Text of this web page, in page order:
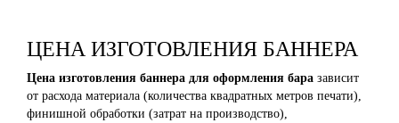
ЦЕНА ИЗГОТОВЛЕНИЯ БАННЕРА
Цена изготовления баннера для оформления бара зависит
от расхода материала (количества квадратных метров печати),
финишной обработки (затрат на производство),